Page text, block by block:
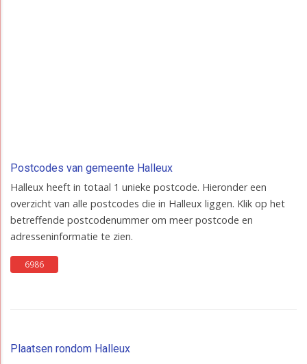
Postcodes van gemeente Halleux
Halleux heeft in totaal 1 unieke postcode. Hieronder een
overzicht van alle postcodes die in Halleux liggen. Klik op het
betreffende postcodenummer om meer postcode en
adresseninformatie te zien.
6986
Plaatsen rondom Halleux